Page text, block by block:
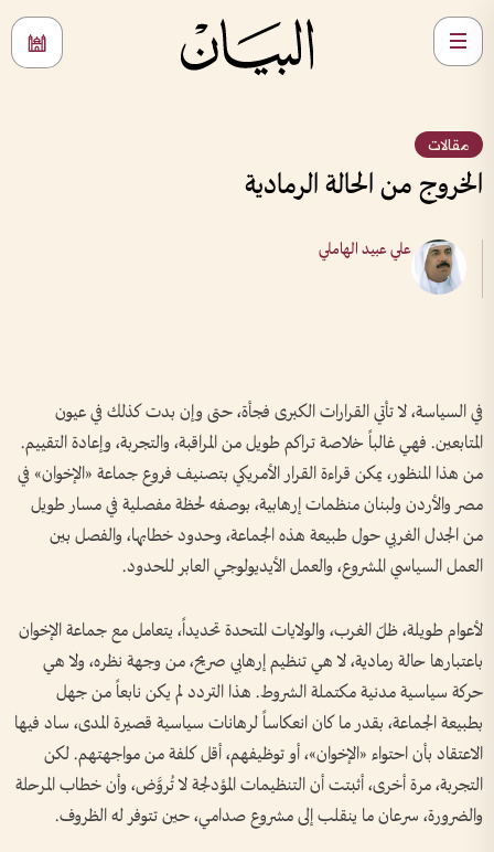
مقالات
الخروج من الحالة الرمادية
علي عبيد الهاملي
في السياسة، لا تأتي القرارات الكبرى فجأة، حتى وإن بدت كذلك في عيون
المتابعين. فهي غالباً خلاصة تراكم طويل من المراقبة، والتجربة، وإعادة التقييم.
من هذا المنظور، يمكن قراءة القرار الأمريكي بتصنيف فروع جماعة «الإخوان» في
مصر والأردن ولبنان منظمات إرهابية، بوصفه لحظة مفصلية في مسار طويل
من الجدل الغربي حول طبيعة هذه الجماعة، وحدود خطابها، والفصل بين
العمل السياسي المشروع، والعمل الأيديولوجي العابر للحدود.
لأعوام طويلة، ظلّ الغرب، والولايات المتحدة تحديداً، يتعامل مع جماعة الإخوان
باعتبارها حالة رمادية، لا هي تنظيم إرهابي صريح، من وجهة نظره، ولا هي
حركة سياسية مدنية مكتملة الشروط. هذا التردد لم يكن نابعاً من جهل
بطبيعة الجماعة، بقدر ما كان انعكاساً لرهانات سياسية قصيرة المدى، ساد فيها
الاعتقاد بأن احتواء «الإخوان»، أو توظيفهم، أقل كلفة من مواجهتهم. لكن
التجربة، مرة أخرى، أثبتت أن التنظيمات المؤدلجة لا تُروَّض، وأن خطاب المرحلة
والضرورة، سرعان ما ينقلب إلى مشروع صدامي، حين تتوفر له الظروف.